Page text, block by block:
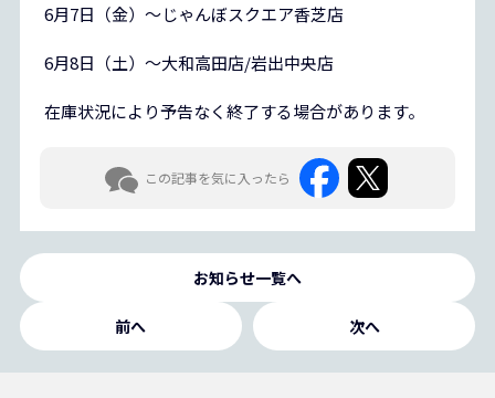
6月7日（金）～じゃんぼスクエア香芝店
6月8日（土）～大和高田店/岩出中央店
在庫状況により予告なく終了する場合があります。
この記事を気に入ったら
お知らせ一覧へ
前へ 次へ